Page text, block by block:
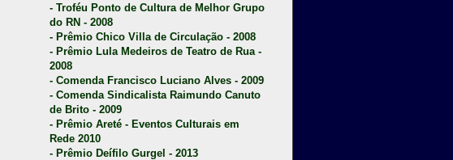
- Troféu Ponto de Cultura de Melhor Grupo
do RN - 2008
- Prêmio Chico Villa de Circulação - 2008
- Prêmio Lula Medeiros de Teatro de Rua -
2008
- Comenda Francisco Luciano Alves - 2009
- Comenda Sindicalista Raimundo Canuto
de Brito - 2009
- Prêmio Areté - Eventos Culturais em
Rede 2010
- Prêmio Deífilo Gurgel - 2013